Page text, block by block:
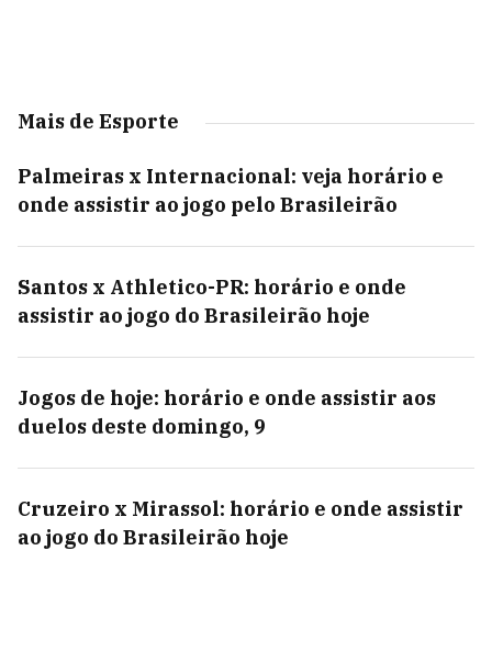
Mais de Esporte
Palmeiras x Internacional: veja horário e
onde assistir ao jogo pelo Brasileirão
Santos x Athletico-PR: horário e onde
assistir ao jogo do Brasileirão hoje
Jogos de hoje: horário e onde assistir aos
duelos deste domingo, 9
Cruzeiro x Mirassol: horário e onde assistir
ao jogo do Brasileirão hoje